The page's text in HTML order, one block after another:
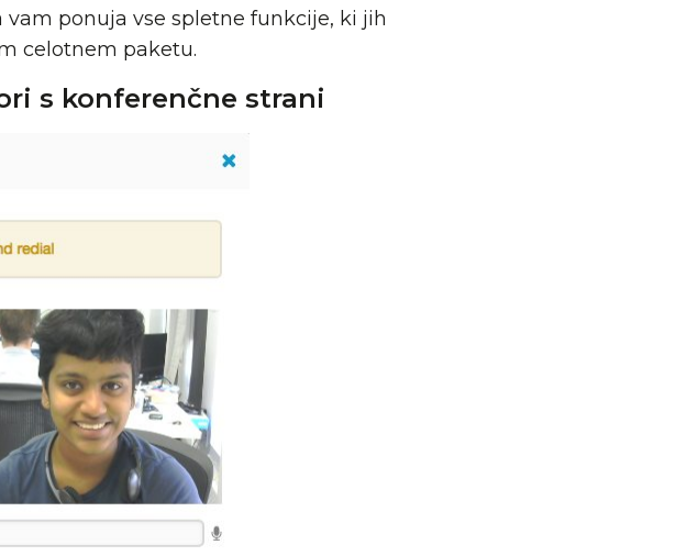
ponuja vse spletne funkcije, ki jih
celotnem paketu.
s konferenčne strani